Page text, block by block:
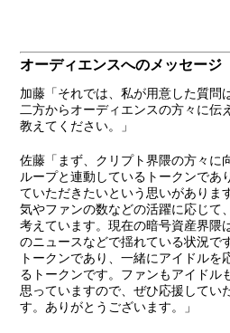
オーディエンスへのメッセージ
加藤「それでは、私が用意した質問
二方からオーディエンスの方々に伝
教えてください。」
佐藤「まず、クリプト界隈の方々に
ループと連動しているトークンであ
ていただきたいという思いがありま
気やファンの数などの活躍に応じて
考えています。現在の暗号資産界隈
のニュースなどで揺れている状況で
トークンであり、一緒にアイドルを
るトークンです。ファンもアイドル
思っていますので、ぜひ応援してい
す。ありがとうございます。」